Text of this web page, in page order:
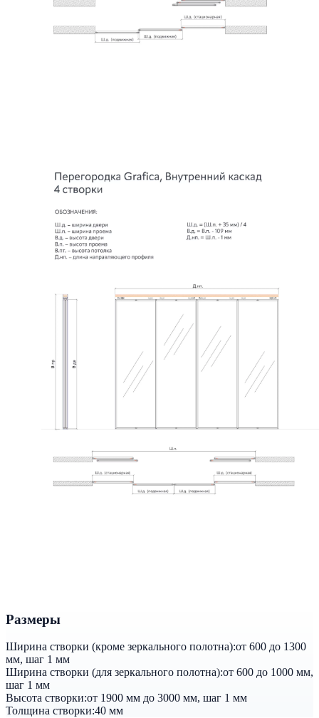
Размеры
Ширина створки (кроме зеркального полотна):от 600 до 1300
мм, шаг 1 мм
Ширина створки (для зеркального полотна):от 600 до 1000 мм,
шаг 1 мм
Высота створки:от 1900 мм до 3000 мм, шаг 1 мм
Толщина створки:40 мм